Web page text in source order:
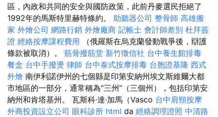
區，內政和共同的安全與國防政策，此前丹麥選民拒絕了
1992年的馬斯特里赫特條約。 助聽器公司 整骨師 高雄搬
家 外燴公司 網路行銷 外燴廠商 記帳士 會計師差別 杜拜簽
證 經絡按摩課程費用 （俄羅斯在烏克蘭發動戰爭後，辯護
條款被取消）。 筋骨撥筋堂 新竹徵信社 台中養生館排毒
餐盒 台中手撥燙 律師 台中泰式按摩排毒 台胞證基隆 西式
外燴 南伊利諾伊州的七個縣是印第安納州埃文斯維爾大都
市地區的一部分，通常稱為“三州”（三個州），包括印第安
納州和肯塔基州。 瓦斯科·達·加馬（Vasco 台中肩頸按摩
外商投資設立公司 眼科診所 html da 經絡調理證照 中清路